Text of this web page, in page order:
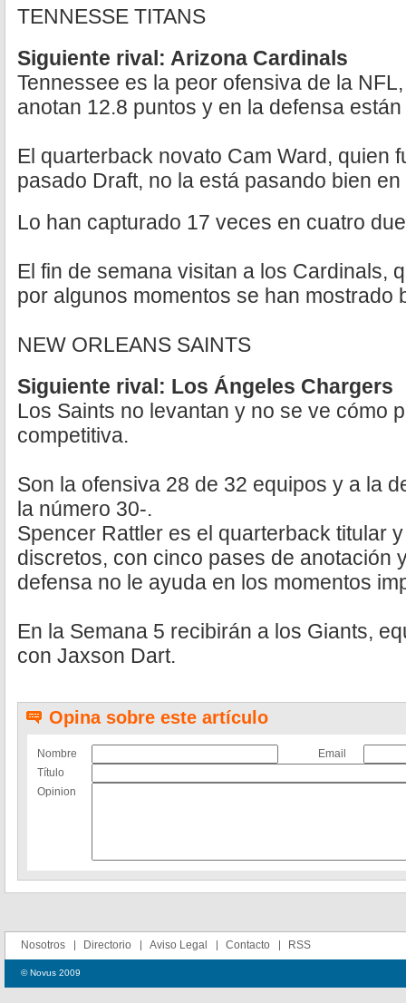
TENNESSE TITANS
Siguiente rival: Arizona Cardinals
Tennessee es la peor ofensiva de la
anotan 12.8 puntos y en la defensa
El quarterback novato Cam Ward, quien
pasado Draft, no la está pasando bien
Lo han capturado 17 veces en cuatro
El fin de semana visitan a los Cardinals,
por algunos momentos se han mostrado
NEW ORLEANS SAINTS
Siguiente rival: Los Ángeles Chargers
Los Saints no levantan y no se ve cómo
competitiva.
Son la ofensiva 28 de 32 equipos y a la
la número 30-.
Spencer Rattler es el quarterback titular
discretos, con cinco pases de anotación
defensa no le ayuda en los momentos
En la Semana 5 recibirán a los Giants,
con Jaxson Dart.
Opina sobre este artículo
Nombre
Email
Título
Opinion
Nosotros Directorio Aviso Legal Contacto RSS
© Novus 2009